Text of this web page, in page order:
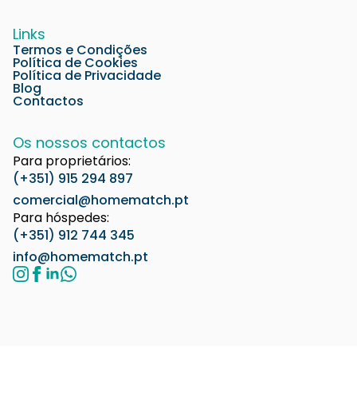
Links
Termos e Condições
Política de Cookies
Política de Privacidade
Blog
Contactos
Os nossos contactos
Para proprietários:
(+351) 915 294 897
comercial@homematch.pt
Para hóspedes:
(+351) 912 744 345
info@homematch.pt